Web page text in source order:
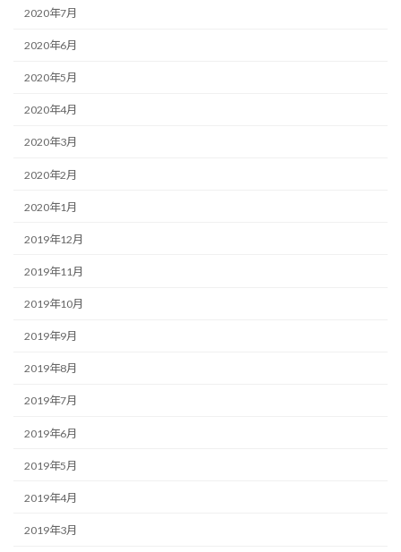
2020年7月
2020年6月
2020年5月
2020年4月
2020年3月
2020年2月
2020年1月
2019年12月
2019年11月
2019年10月
2019年9月
2019年8月
2019年7月
2019年6月
2019年5月
2019年4月
2019年3月